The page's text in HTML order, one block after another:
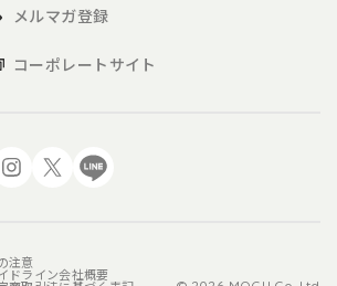
いては、登録希望者が本規約に同意の上、当社
よって利用登録を申請し、当社がこれに対す
の申請者に以下の事由があると判断した場
メルマガ登録
コーポレートサイト
注意
ドライン会社概要